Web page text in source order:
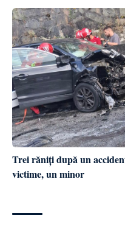
Trei răniți după un
victime, un minor